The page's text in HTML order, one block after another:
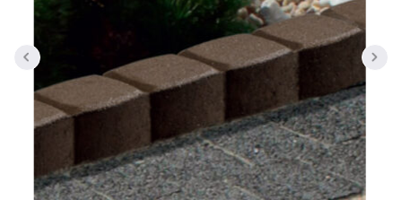
BRUK SA Śląsk
KOST-BET Śląsk
Bruk Sp. z o.o. Śląsk
DREWBET Śląsk
Goliat Gres Śląsk